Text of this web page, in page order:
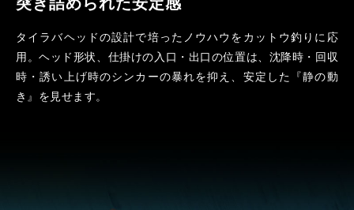
タイラバヘッドの設計で培ったノウハウをカットウ釣りに応
用。ヘッド形状、仕掛けの入口・出口の位置は、沈降時・回収
時・誘い上げ時のシンカーの暴れを抑え、安定した『静の動
き』を見せます。